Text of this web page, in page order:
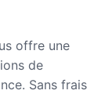
offre une
de
Sans frais